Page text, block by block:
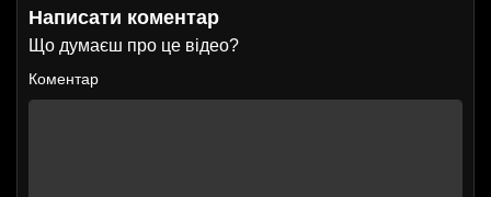
Написати коментар
Що думаєш про це відео?
Коментар